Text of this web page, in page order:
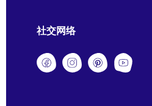
社交网络